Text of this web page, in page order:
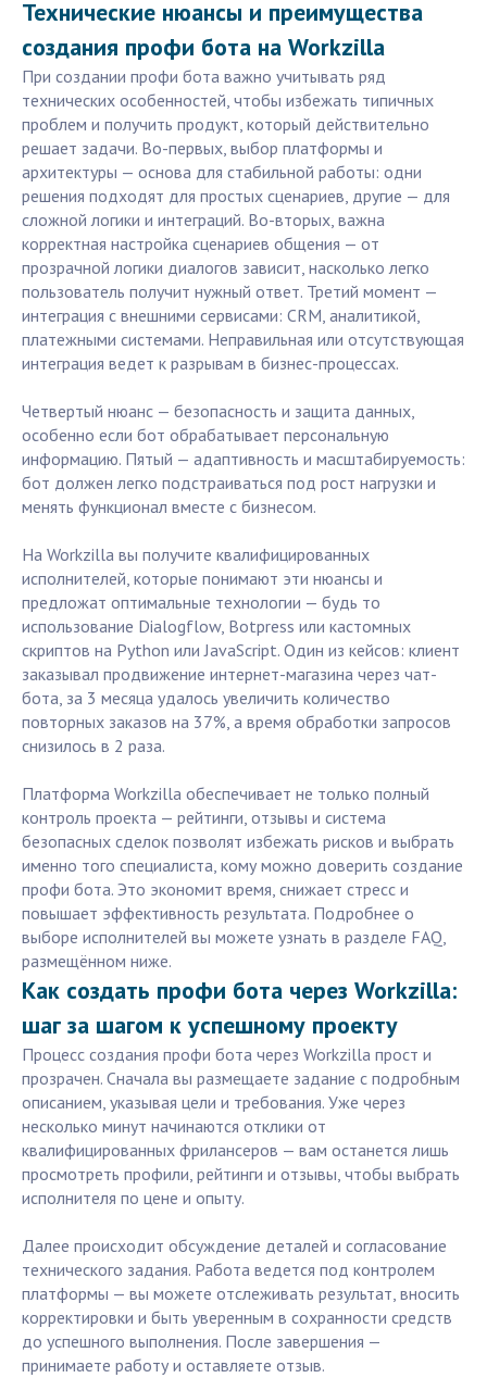
Технические нюансы и преимущества
создания профи бота на Workzilla
При создании профи бота важно учитывать ряд
технических особенностей, чтобы избежать типичных
проблем и получить продукт, который действительно
решает задачи. Во-первых, выбор платформы и
архитектуры — основа для стабильной работы: одни
решения подходят для простых сценариев, другие — для
сложной логики и интеграций. Во-вторых, важна
корректная настройка сценариев общения — от
прозрачной логики диалогов зависит, насколько легко
пользователь получит нужный ответ. Третий момент —
интеграция с внешними сервисами: CRM, аналитикой,
платежными системами. Неправильная или отсутствующая
интеграция ведет к разрывам в бизнес-процессах.
Четвертый нюанс — безопасность и защита данных,
особенно если бот обрабатывает персональную
информацию. Пятый — адаптивность и масштабируемость:
бот должен легко подстраиваться под рост нагрузки и
менять функционал вместе с бизнесом.
На Workzilla вы получите квалифицированных
исполнителей, которые понимают эти нюансы и
предложат оптимальные технологии — будь то
использование Dialogflow, Botpress или кастомных
скриптов на Python или JavaScript. Один из кейсов: клиент
заказывал продвижение интернет-магазина через чат-
бота, за 3 месяца удалось увеличить количество
повторных заказов на 37%, а время обработки запросов
снизилось в 2 раза.
Платформа Workzilla обеспечивает не только полный
контроль проекта — рейтинги, отзывы и система
безопасных сделок позволят избежать рисков и выбрать
именно того специалиста, кому можно доверить создание
профи бота. Это экономит время, снижает стресс и
повышает эффективность результата. Подробнее о
выборе исполнителей вы можете узнать в разделе FAQ,
размещённом ниже.
Как создать профи бота через Workzilla:
шаг за шагом к успешному проекту
Процесс создания профи бота через Workzilla прост и
прозрачен. Сначала вы размещаете задание с подробным
описанием, указывая цели и требования. Уже через
несколько минут начинаются отклики от
квалифицированных фрилансеров — вам останется лишь
просмотреть профили, рейтинги и отзывы, чтобы выбрать
исполнителя по цене и опыту.
Далее происходит обсуждение деталей и согласование
технического задания. Работа ведется под контролем
платформы — вы можете отслеживать результат, вносить
корректировки и быть уверенным в сохранности средств
до успешного выполнения. После завершения —
принимаете работу и оставляете отзыв.